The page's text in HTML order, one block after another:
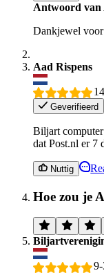
Antwoord van
Dankjewel
Aad Rispens
Geverifieerd
Biljart
dat Post.nl er 7
Nuttig
Hoe zou je